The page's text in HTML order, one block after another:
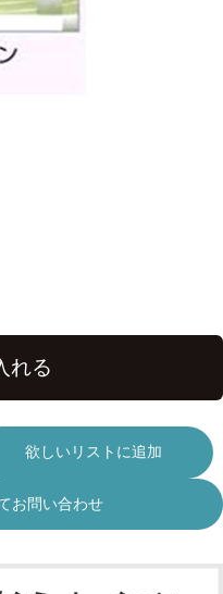
れる
欲しいリストに追加
お問い合わせ